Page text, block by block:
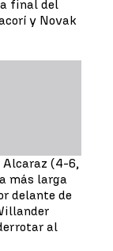
final del
y Novak
Alcaraz (4-6,
más larga
delante de
al